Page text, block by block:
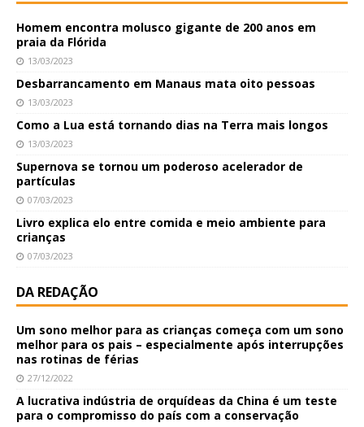
Homem encontra molusco gigante de 200 anos em
praia da Flórida
13/03/2023
Desbarrancamento em Manaus mata oito pessoas
13/03/2023
Como a Lua está tornando dias na Terra mais longos
13/03/2023
Supernova se tornou um poderoso acelerador de
partículas
07/03/2023
Livro explica elo entre comida e meio ambiente para
crianças
07/03/2023
DA REDAÇÃO
Um sono melhor para as crianças começa com um sono
melhor para os pais – especialmente após interrupções
nas rotinas de férias
27/12/2022
A lucrativa indústria de orquídeas da China é um teste
para o compromisso do país com a conservação